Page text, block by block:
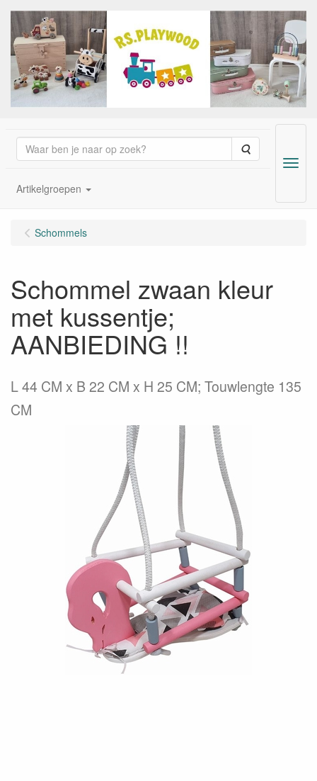
Zoeken
Artikelgroepen
Menu
Schommels
Schommel zwaan kleur
met kussentje;
AANBIEDING !!
L 44 CM x B 22 CM x H 25 CM; Touwlengte 135
CM